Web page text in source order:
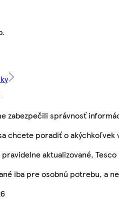
zabezpečili správnosť
chcete poradiť o
aktualizované,
iba pre osobnú potrebu, a